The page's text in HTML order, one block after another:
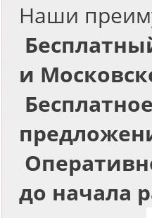
Наши
и
до начала